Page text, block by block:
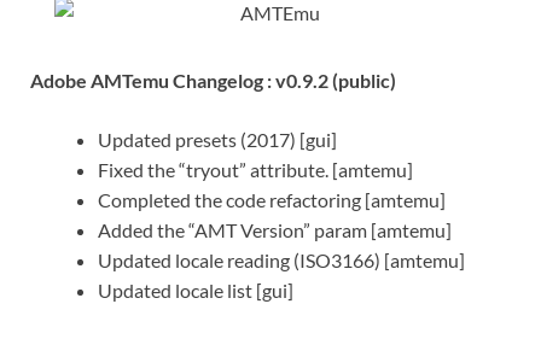
Adobe AMTemu Changelog : v0.9.2 (public)
Updated presets (2017) [gui]
Fixed the “tryout” attribute. [amtemu]
Completed the code refactoring [amtemu]
Added the “AMT Version” param [amtemu]
Updated locale reading (ISO3166) [amtemu]
Updated locale list [gui]